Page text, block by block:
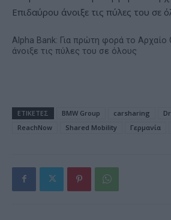
Alpha Bank: Για πρώτη φορά το Αρχαίο
άνοιξε τις πύλες του σε όλους
ΕΤΙΚΕΤΕΣ BMW Group carsharing
ReachNow
Shared Mobility Γερμανία